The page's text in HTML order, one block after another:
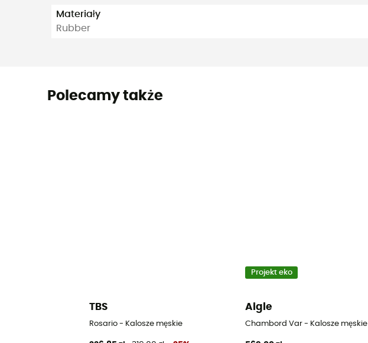
Materiały
Rubber
Polecamy także
TBS
Rosario - Kalosze męskie
Projekt eko
Aigle
Chambord Var - Kalosze męskie